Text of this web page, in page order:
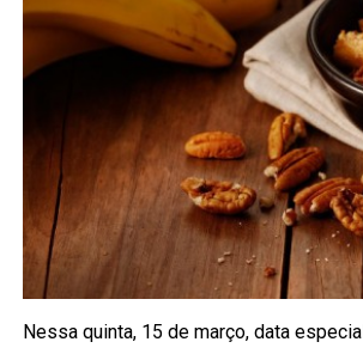
Nessa quinta, 15 de março, data